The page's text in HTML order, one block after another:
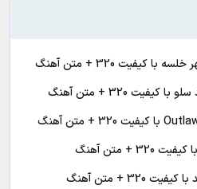
کیفیت 320 + متن آهنگ
320 + متن آهنگ
+ متن آهنگ
+ متن آهنگ